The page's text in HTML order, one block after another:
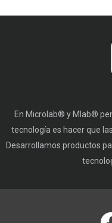
En Microlab® y Mlab®
tecnología es hacer que
Desarrollamos productos